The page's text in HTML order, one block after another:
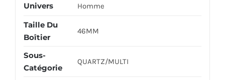
Univers Homme
Taille Du
Boîtier
46MM
Sous-
Catégorie
QUARTZ/MULTI